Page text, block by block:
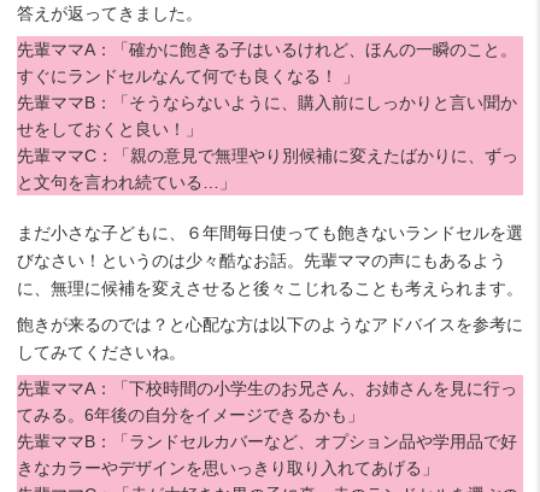
答えが返ってきました。
先輩ママA：「確かに飽きる子はいるけれど、ほんの一瞬のこと。
すぐにランドセルなんて何でも良くなる！ 」
先輩ママB：「そうならないように、購入前にしっかりと言い聞か
せをしておくと良い！」
先輩ママC：「親の意見で無理やり別候補に変えたばかりに、ずっ
と文句を言われ続ている…」
まだ小さな子どもに、６年間毎日使っても飽きないランドセルを選
びなさい！というのは少々酷なお話。先輩ママの声にもあるよう
に、無理に候補を変えさせると後々こじれることも考えられます。
飽きが来るのでは？と心配な方は以下のようなアドバイスを参考に
してみてくださいね。
先輩ママA：「下校時間の小学生のお兄さん、お姉さんを見に行っ
てみる。6年後の自分をイメージできるかも」
先輩ママB：「ランドセルカバーなど、オプション品や学用品で好
きなカラーやデザインを思いっきり取り入れてあげる」